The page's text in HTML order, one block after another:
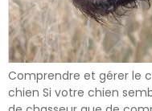
Comprendre et gérer le
chien Si votre chien